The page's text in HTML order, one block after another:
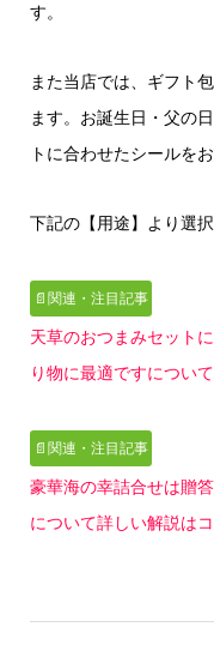
す。
また当店では、ギフト
ます。お誕生日・父の
トに合わせたシールを
下記の【用途】より選択
📄関連・注目記事
天草のおつまみセット
り物に最適ですについ
📄関連・注目記事
豪華海の幸詰合せは贈
について詳しい解説は